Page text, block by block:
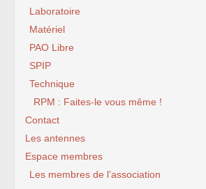
Laboratoire
Matériel
PAO Libre
SPIP
Technique
RPM : Faites-le vous même !
Contact
Les antennes
Espace membres
Les membres de l’association